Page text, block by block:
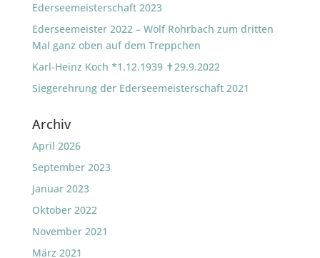
Ederseemeisterschaft 2023
Ederseemeister 2022 – Wolf Rohrbach zum dritten
Mal ganz oben auf dem Treppchen
Karl-Heinz Koch *1.12.1939 ✝29.9.2022
Siegerehrung der Ederseemeisterschaft 2021
Archiv
April 2026
September 2023
Januar 2023
Oktober 2022
November 2021
März 2021